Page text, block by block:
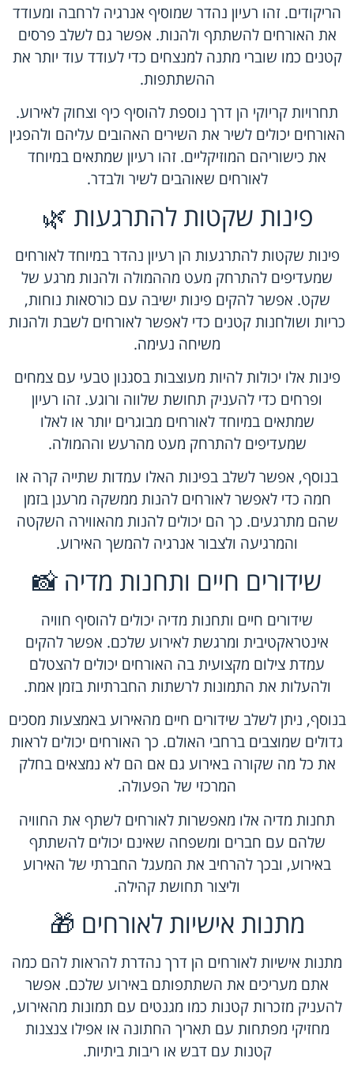
הריקודים. זהו רעיון נהדר שמוסיף אנרגיה לרחבה ומעודד
את האורחים להשתתף ולהנות. אפשר גם לשלב פרסים
קטנים כמו שוברי מתנה למנצחים כדי לעודד עוד יותר את
ההשתתפות.
תחרויות קריוקי הן דרך נוספת להוסיף כיף וצחוק לאירוע.
האורחים יכולים לשיר את השירים האהובים עליהם ולהפגין
את כישוריהם המוזיקליים. זהו רעיון שמתאים במיוחד
לאורחים שאוהבים לשיר ולבדר.
פינות שקטות להתרגעות 🌿
פינות שקטות להתרגעות הן רעיון נהדר במיוחד לאורחים
שמעדיפים להתרחק מעט מההמולה ולהנות מרגע של
שקט. אפשר להקים פינות ישיבה עם כורסאות נוחות,
כריות ושולחנות קטנים כדי לאפשר לאורחים לשבת ולהנות
משיחה נעימה.
פינות אלו יכולות להיות מעוצבות בסגנון טבעי עם צמחים
ופרחים כדי להעניק תחושת שלווה ורוגע. זהו רעיון
שמתאים במיוחד לאורחים מבוגרים יותר או לאלו
שמעדיפים להתרחק מעט מהרעש וההמולה.
בנוסף, אפשר לשלב בפינות האלו עמדות שתייה קרה או
חמה כדי לאפשר לאורחים להנות ממשקה מרענן בזמן
שהם מתרגעים. כך הם יכולים להנות מהאווירה השקטה
והמרגיעה ולצבור אנרגיה להמשך האירוע.
שידורים חיים ותחנות מדיה 📸
שידורים חיים ותחנות מדיה יכולים להוסיף חוויה
אינטראקטיבית ומרגשת לאירוע שלכם. אפשר להקים
עמדת צילום מקצועית בה האורחים יכולים להצטלם
ולהעלות את התמונות לרשתות החברתיות בזמן אמת.
בנוסף, ניתן לשלב שידורים חיים מהאירוע באמצעות מסכים
גדולים שמוצבים ברחבי האולם. כך האורחים יכולים לראות
את כל מה שקורה באירוע גם אם הם לא נמצאים בחלק
המרכזי של הפעולה.
תחנות מדיה אלו מאפשרות לאורחים לשתף את החוויה
שלהם עם חברים ומשפחה שאינם יכולים להשתתף
באירוע, ובכך להרחיב את המעגל החברתי של האירוע
וליצור תחושת קהילה.
מתנות אישיות לאורחים 🎁
מתנות אישיות לאורחים הן דרך נהדרת להראות להם כמה
אתם מעריכים את השתתפותם באירוע שלכם. אפשר
להעניק מזכרות קטנות כמו מגנטים עם תמונות מהאירוע,
מחזיקי מפתחות עם תאריך החתונה או אפילו צנצנות
קטנות עם דבש או ריבות ביתיות.